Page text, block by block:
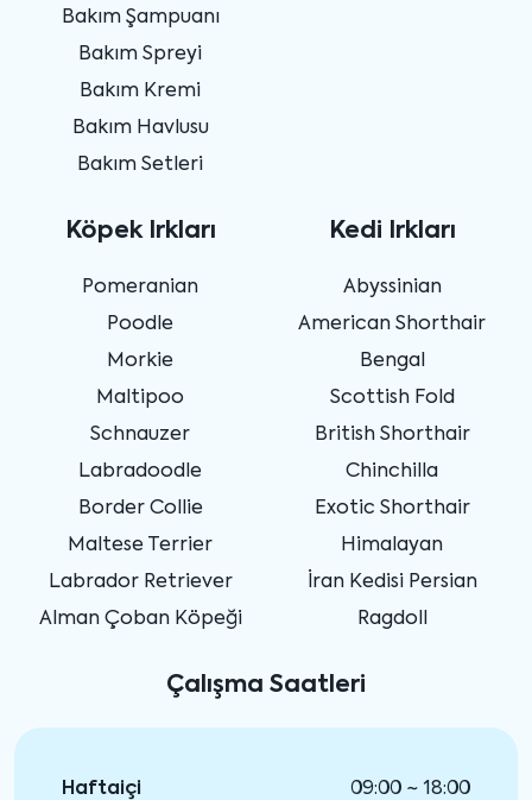
Bakım Şampuanı
Bakım Spreyi
Bakım Kremi
Bakım Havlusu
Bakım Setleri
Köpek Irkları
Pomeranian
Poodle
Morkie
Maltipoo
Schnauzer
Labradoodle
Border Collie
Maltese Terrier
Labrador Retriever
Alman Çoban Köpeği
Kedi Irkları
Abyssinian
American Shorthair
Bengal
Scottish Fold
British Shorthair
Chinchilla
Exotic Shorthair
Himalayan
İran Kedisi Persian
Ragdoll
Çalışma Saatleri
Haftaiçi
09:00 ~ 18:00